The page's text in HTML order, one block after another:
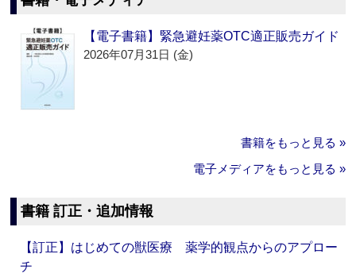
【電子書籍】緊急避妊薬OTC適正販売ガイド
2026年07月31日 (金)
書籍をもっと見る »
電子メディアをもっと見る »
書籍 訂正・追加情報
【訂正】はじめての獣医療 薬学的観点からのアプロー
チ